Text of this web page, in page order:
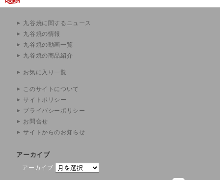
九谷焼に関するニュース
九谷焼の情報
九谷焼の動画一覧
九谷焼の商品紹介
お気に入り一覧
このサイトについて
サイトポリシー
プライバシーポリシー
お問合せ
サイトからのお知らせ
アーカイブ
アーカイブ